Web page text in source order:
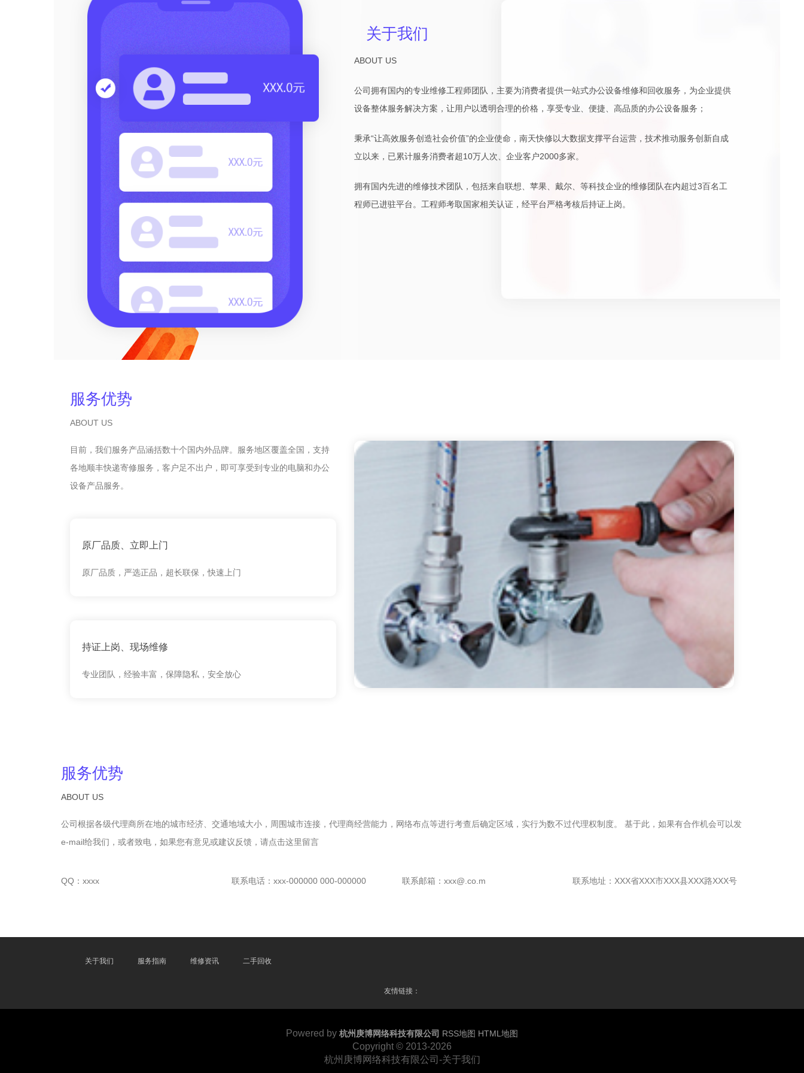
关于我们
ABOUT US
公司拥有国内的专业维修工程师团队，主要为消费者提供一站式办公设备维修和回收服务，为企业提供
设备整体服务解决方案，让用户以透明合理的价格，享受专业、便捷、高品质的办公设备服务；
秉承“让高效服务创造社会价值”的企业使命，南天快修以大数据支撑平台运营，技术推动服务创新自成
立以来，已累计服务消费者超10万人次、企业客户2000多家。
拥有国内先进的维修技术团队，包括来自联想、苹果、戴尔、等科技企业的维修团队在内超过3百名工
程师已进驻平台。工程师考取国家相关认证，经平台严格考核后持证上岗。
服务优势
ABOUT US
目前，我们服务产品涵括数十个国内外品牌。服务地区覆盖全国，支持
各地顺丰快递寄修服务，客户足不出户，即可享受到专业的电脑和办公
设备产品服务。
原厂品质、立即上门
原厂品质，严选正品，超长联保，快速上门
持证上岗、现场维修
专业团队，经验丰富，保障隐私，安全放心
服务优势
ABOUT US
公司根据各级代理商所在地的城市经济、交通地域大小，周围城市连接，代理商经营能力，网络布点等进行考查后确定区域，实行为数不过代理权制度。 基于此，如果有合作机会可以发
e-mail给我们，或者致电，如果您有意见或建议反馈，请点击这里留言
QQ：xxxx 联系电话：xxx-000000 000-000000 联系邮箱：xxx@.co.m 联系地址：XXX省XXX市XXX县XXX路XXX号
关于我们 服务指南 维修资讯 二手回收
友情链接：
Powered by 杭州庚博网络科技有限公司 RSS地图 HTML地图
Copyright © 2013-2026
杭州庚博网络科技有限公司-关于我们